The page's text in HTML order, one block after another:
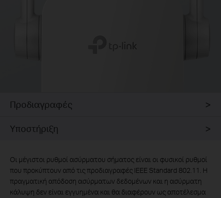
Προδιαγραφές
Υποστήριξη
Οι μέγιστοι ρυθμοί ασύρματου σήματος είναι οι φυσικοί ρυθμοί
που προκύπτουν από τις προδιαγραφές IEEE Standard 802.11. Η
πραγματική απόδοση ασύρματων δεδομένων και η ασύρματη
κάλυψη δεν είναι εγγυημένα και θα διαφέρουν ως αποτέλεσμα